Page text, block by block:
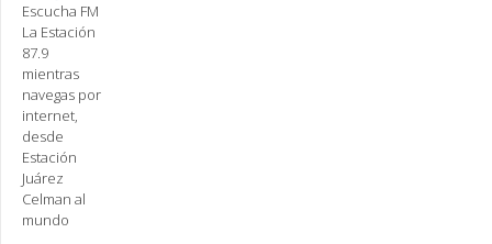
Escucha FM
La Estación
87.9
mientras
navegas por
internet,
desde
Estación
Juárez
Celman al
mundo